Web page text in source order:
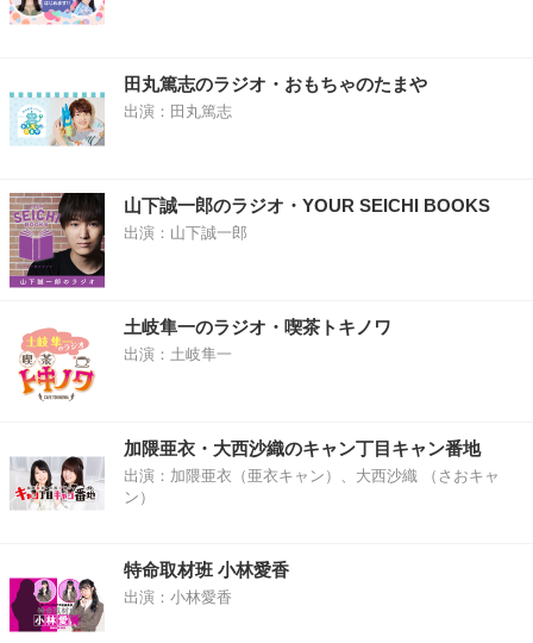
田丸篤志のラジオ・おもちゃのたまや
出演：田丸篤志
山下誠一郎のラジオ・YOUR SEICHI BOOKS
出演：山下誠一郎
土岐隼一のラジオ・喫茶トキノワ
出演：土岐隼一
加隈亜衣・大西沙織のキャン丁目キャン番地
出演：加隈亜衣（亜衣キャン）、大西沙織 （さおキャ
ン）
特命取材班 小林愛香
出演：小林愛香